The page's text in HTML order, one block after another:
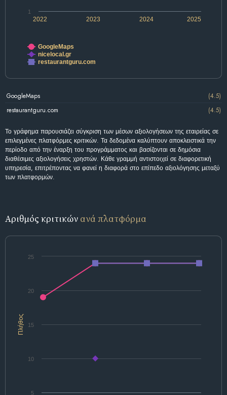
2022 2024
2023 2025
1
GoogleMaps
nicelocal.gr
restaurantguru.com
GoogleMaps
(4.5)
restaurantguru.com
(4.5)
Το γράφημα παρουσιάζει σύγκριση των μέσων αξιολογήσεων της εταιρείας σε
επιλεγμένες πλατφόρμες κριτικών. Τα δεδομένα καλύπτουν αποκλειστικά την
περίοδο από την έναρξη του προγράμματος και βασίζονται σε δημόσια
διαθέσιμες αξιολογήσεις χρηστών. Κάθε γραμμή αντιστοιχεί σε διαφορετική
υπηρεσία, επιτρέποντας να φανεί η διαφορά στο επίπεδο αξιολόγησης μεταξύ
των πλατφορμών.
Αριθμός κριτικών ανά πλατφόρμα
Πλήθος
10
20
5
15
25